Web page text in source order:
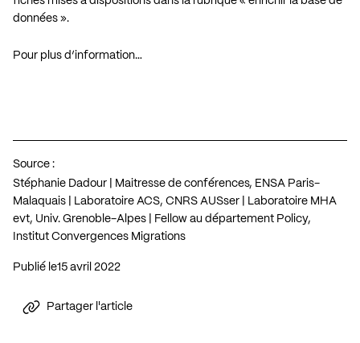
données ».
Pour plus d’information…
Source :
Stéphanie Dadour | Maitresse de conférences, ENSA Paris-
Malaquais | Laboratoire ACS, CNRS AUSser | Laboratoire MHA
evt, Univ. Grenoble-Alpes | Fellow au département Policy,
Institut Convergences Migrations
Publié le 15 avril 2022
Partager l'article